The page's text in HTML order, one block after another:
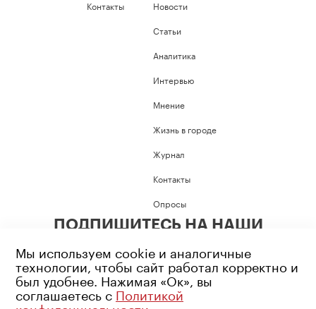
Контакты
Новости
Статьи
Аналитика
Интервью
Мнение
Жизнь в городе
Журнал
Контакты
Опросы
ПОДПИШИТЕСЬ НА НАШИ
Мы используем cookie и аналогичные
технологии, чтобы сайт работал корректно и
был удобнее. Нажимая «Ок», вы
соглашаетесь с Политикой